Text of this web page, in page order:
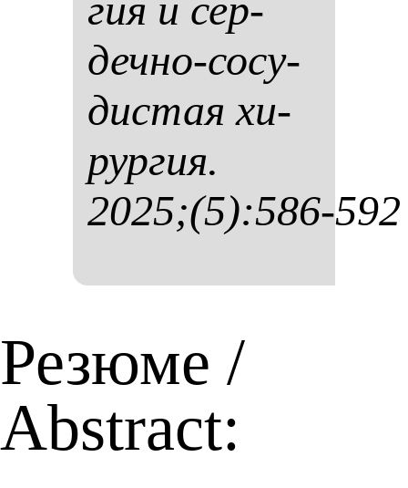
гия и сер­
деч­но-со­су­
дис­тая хи­
рур­гия.
2025;(5):586-592
Резюме /
Abstract: